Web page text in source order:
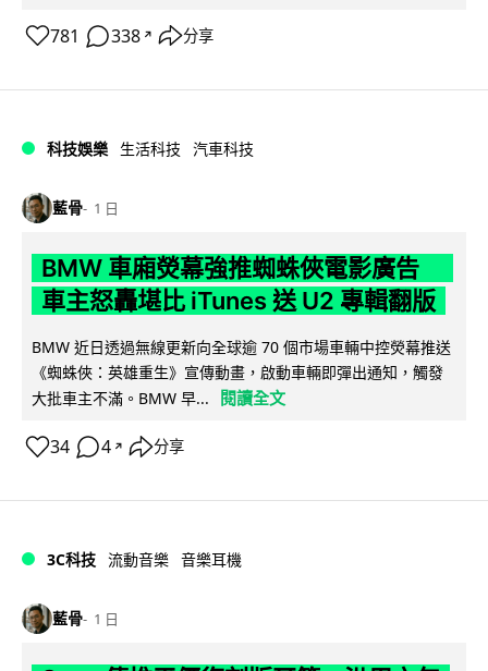
781 338 ↗ 分享
科技娛樂 生活科技 汽車科技
藍骨 1 日
BMW 車廂熒幕強推蜘蛛俠電影廣告
車主怒轟堪比 iTunes 送 U2 專輯翻版
BMW 近日透過無線更新向全球逾 70 個市場車輛中控熒幕推送
《蜘蛛俠：英雄重生》宣傳動畫，啟動車輛即彈出通知，觸發
大批車主不滿。BMW 早...
閱讀全文
34 4 ↗ 分享
3C科技 流動音樂 音樂耳機
藍骨 1 日